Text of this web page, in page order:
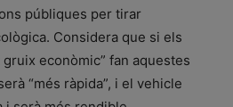
públiques per tirar
Considera que si els
econòmic” fan aquestes
“més ràpida”, i el vehicle